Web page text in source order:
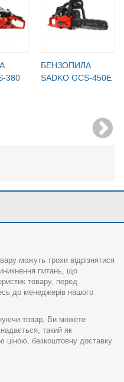
380
БЕНЗОПИЛА
SADKO GCS-450E
можуть трохи відрізнятися
питань, що
товару, перед
до менеджерів нашого
товар, Ви можете
такий як
ціною, безкоштовну доставку